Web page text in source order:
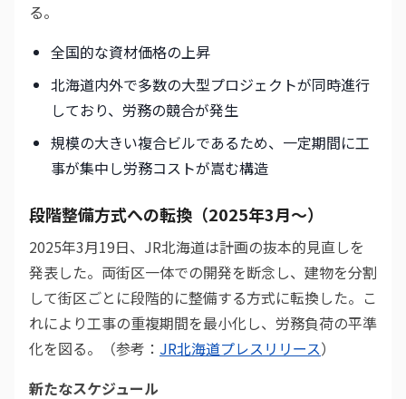
る。
全国的な資材価格の上昇
北海道内外で多数の大型プロジェクトが同時進行
しており、労務の競合が発生
規模の大きい複合ビルであるため、一定期間に工
事が集中し労務コストが嵩む構造
段階整備方式への転換（2025年3月〜）
2025年3月19日、JR北海道は計画の抜本的見直しを
発表した。両街区一体での開発を断念し、建物を分割
して街区ごとに段階的に整備する方式に転換した。こ
れにより工事の重複期間を最小化し、労務負荷の平準
化を図る。（参考： JR北海道プレスリリース）
新たなスケジュール